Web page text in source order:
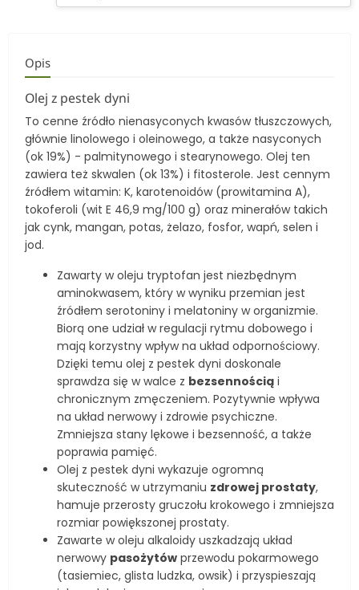
Opis
Olej z pestek dyni
To cenne źródło nienasyconych kwasów tłuszczowych,
głównie linolowego i oleinowego, a także nasyconych
(ok 19%) - palmitynowego i stearynowego. Olej ten
zawiera też skwalen (ok 13%) i fitosterole. Jest cennym
źródłem witamin: K, karotenoidów (prowitamina A),
tokoferoli (wit E 46,9 mg/100 g) oraz minerałów takich
jak cynk, mangan, potas, żelazo, fosfor, wapń, selen i
jod.
Zawarty w oleju tryptofan jest niezbędnym
aminokwasem, który w wyniku przemian jest
źródłem serotoniny i melatoniny w organizmie.
Biorą one udział w regulacji rytmu dobowego i
mają korzystny wpływ na układ odpornościowy.
Dzięki temu olej z pestek dyni doskonale
sprawdza się w walce z bezsennością i
chronicznym zmęczeniem. Pozytywnie wpływa
na układ nerwowy i zdrowie psychiczne.
Zmniejsza stany lękowe i bezsenność, a także
poprawia pamięć.
Olej z pestek dyni wykazuje ogromną
skuteczność w utrzymaniu zdrowej prostaty,
hamuje przerosty gruczołu krokowego i zmniejsza
rozmiar powiększonej prostaty.
Zawarte w oleju alkaloidy uszkadzają układ
nerwowy pasożytów przewodu pokarmowego
(tasiemiec, glista ludzka, owsik) i przyspieszają